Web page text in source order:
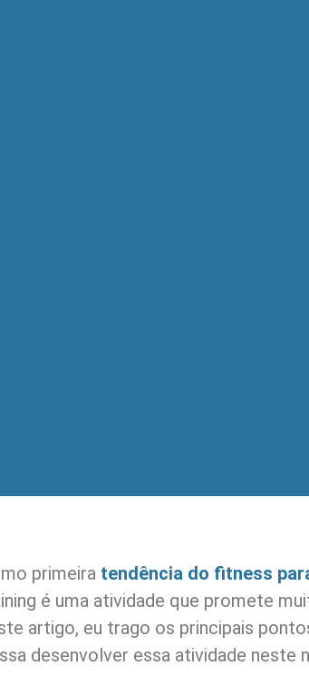
primeira tendência do fitness
é uma atividade que promete
artigo, eu trago os principais
desenvolver essa atividade neste